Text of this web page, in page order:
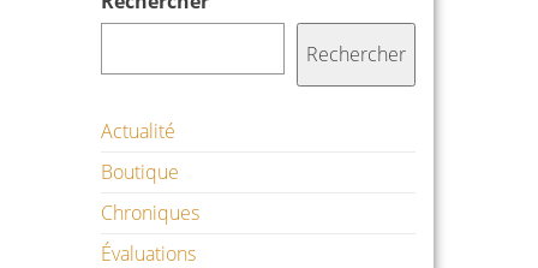
Rechercher
Actualité
Boutique
Chroniques
Évaluations